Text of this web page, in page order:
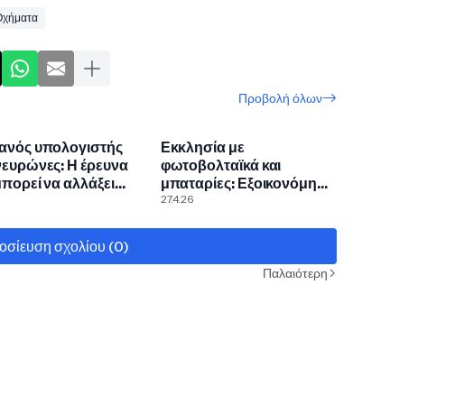
Προβολή όλων
υπολογιστής
Η έρευνα
να αλλάξει
νοημοσύνη
Εκκλησία με
φωτοβολταϊκά και
μπαταρίες: Εξοικονόμηση
15.000 δολλάρια και
27.4.26
σχολίου (0)
Παλαιότερη